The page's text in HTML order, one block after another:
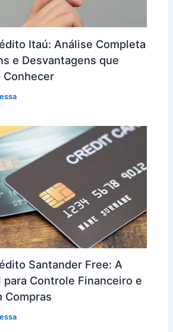
Itaú: Análise Completa
e Desvantagens que
Conhecer
Santander Free: A
para Controle Financeiro e
Compras